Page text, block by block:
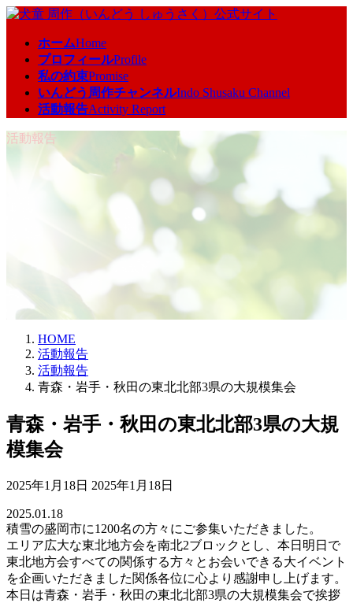
コ
キ
ッ
プ
ナ
に
移
動
ホームHome
プロフィールProfile
私の約束Promise
いんどう周作チャンネルIndo Shusaku Channel
活動報告Activity Report
活動報告
HOME
活動報告
活動報告
青森・岩手・秋田の東北北部3県の大規模集会
青森・岩手・秋田の東北北部3県の大規
模集会
2025年1月18日 最
新
日
時
:
2025年1月18日
2025.01.18
積雪の盛岡市に1200名の方々にご参集いただきました。
エリア広大な東北地方会を南北2ブロックとし、本日明日で
東北地方会すべての関係する方々とお会いできる大イベント
を企画いただきました関係各位に心より感謝申し上げます。
本日は青森・岩手・秋田の東北北部3県の大規模集会で挨拶